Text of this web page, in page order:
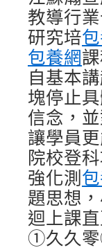
教導行
研究培
包養網
自基本
塊停止
信念，
讓學員
院校登
強化測
題思想
迴上課
①久久